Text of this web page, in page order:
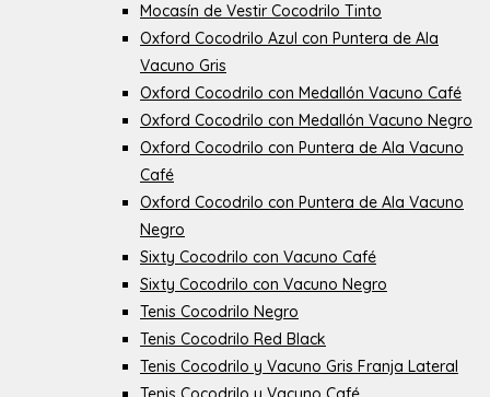
Mocasín de Vestir Cocodrilo Tinto
Oxford Cocodrilo Azul con Puntera de Ala
Vacuno Gris
Oxford Cocodrilo con Medallón Vacuno Café
Oxford Cocodrilo con Medallón Vacuno Negro
Oxford Cocodrilo con Puntera de Ala Vacuno
Café
Oxford Cocodrilo con Puntera de Ala Vacuno
Negro
Sixty Cocodrilo con Vacuno Café
Sixty Cocodrilo con Vacuno Negro
Tenis Cocodrilo Negro
Tenis Cocodrilo Red Black
Tenis Cocodrilo y Vacuno Gris Franja Lateral